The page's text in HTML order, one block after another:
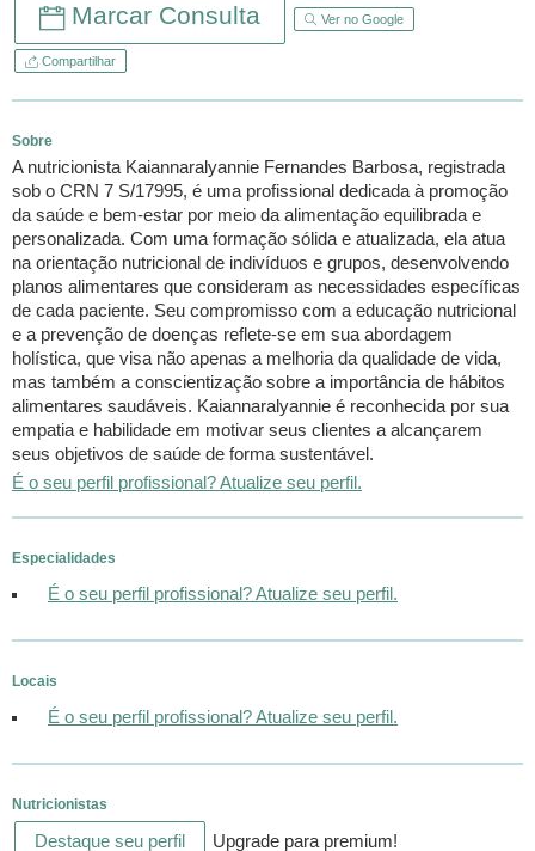
Marcar Consulta Ver no Google
Compartilhar
Sobre
A nutricionista Kaiannaralyannie Fernandes Barbosa, registrada
sob o CRN 7 S/17995, é uma profissional dedicada à promoção
da saúde e bem-estar por meio da alimentação equilibrada e
personalizada. Com uma formação sólida e atualizada, ela atua
na orientação nutricional de indivíduos e grupos, desenvolvendo
planos alimentares que consideram as necessidades específicas
de cada paciente. Seu compromisso com a educação nutricional
e a prevenção de doenças reflete-se em sua abordagem
holística, que visa não apenas a melhoria da qualidade de vida,
mas também a conscientização sobre a importância de hábitos
alimentares saudáveis. Kaiannaralyannie é reconhecida por sua
empatia e habilidade em motivar seus clientes a alcançarem
seus objetivos de saúde de forma sustentável.
É o seu perfil profissional? Atualize seu perfil.
Especialidades
É o seu perfil profissional? Atualize seu perfil.
Locais
É o seu perfil profissional? Atualize seu perfil.
Nutricionistas
Destaque seu perfil Upgrade para premium!